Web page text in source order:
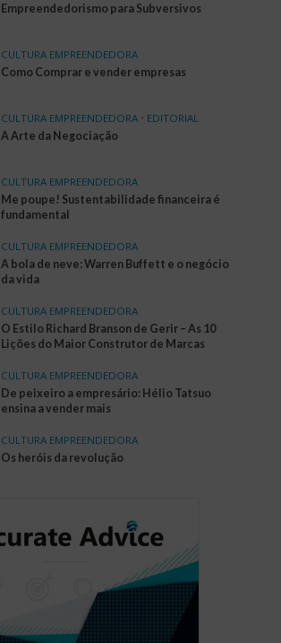
Empreendedorismo para Subversivos
CULTURA EMPREENDEDORA
Como Comprar e vender empresas
CULTURA EMPREENDEDORA • EDITORIAL
A Arte da Negociação
CULTURA EMPREENDEDORA
Me poupe! Sustentabilidade financeira é
fundamental
CULTURA EMPREENDEDORA
A bola de neve: Warren Buffett e o negócio
da vida
CULTURA EMPREENDEDORA
O Estilo Richard Branson de Gerir – As 10
Lições do Maior Construtor de Marcas
CULTURA EMPREENDEDORA
De peixeiro a empresário: Hélio Tatsuo
ensina a vender mais
CULTURA EMPREENDEDORA
Os heróis da revolução